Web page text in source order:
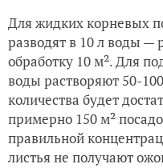
Для жидких корневых
разводят в 10 л воды —
обработку 10 м². Для
воды растворяют 50-
количества будет
примерно 150 м²
правильной
листья не получают